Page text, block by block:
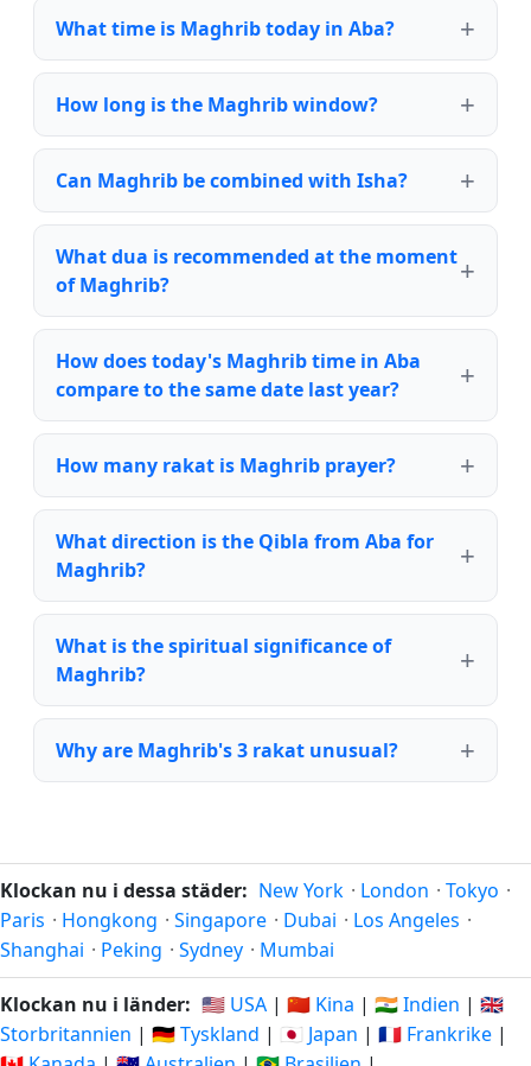
What time is Maghrib today in Aba?
How long is the Maghrib window?
Can Maghrib be combined with Isha?
What dua is recommended at the moment
of Maghrib?
How does today's Maghrib time in Aba
compare to the same date last year?
How many rakat is Maghrib prayer?
What direction is the Qibla from Aba for
Maghrib?
What is the spiritual significance of
Maghrib?
Why are Maghrib's 3 rakat unusual?
Klockan nu i dessa städer: New York · London · Tokyo ·
Paris · Hongkong · Singapore · Dubai · Los Angeles ·
Shanghai · Peking · Sydney · Mumbai
Klockan nu i länder: 🇺🇸 USA | 🇨🇳 Kina | 🇮🇳 Indien | 🇬🇧
Storbritannien | 🇩🇪 Tyskland | 🇯🇵 Japan | 🇫🇷 Frankrike |